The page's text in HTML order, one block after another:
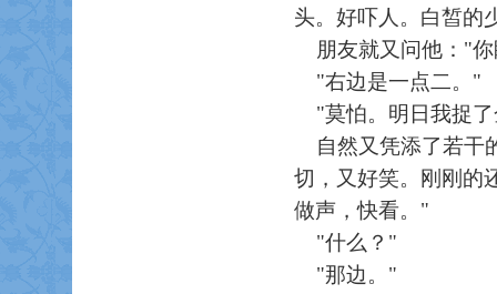
头。好吓人。白皙的
朋友就又问他："你
"右边是一点二。"
"莫怕。明日我捉了
自然又凭添了若干
切，又好笑。刚刚的
做声，快看。"
"什么？"
"那边。"